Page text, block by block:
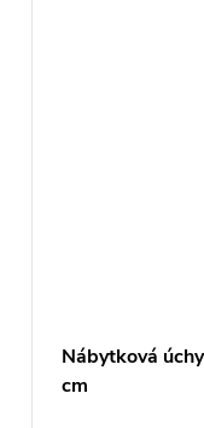
Nábytková
cm